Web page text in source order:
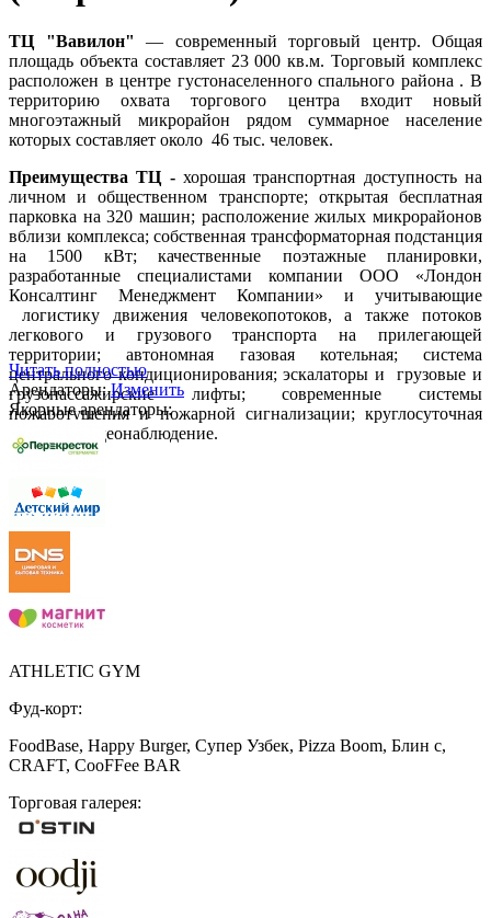
ТЦ "Вавилон" — современный торговый центр. Общая
площадь объекта составляет 23 000 кв.м. Торговый комплекс
расположен в центре густонаселенного спального района . В
территорию охвата торгового центра входит новый
многоэтажный микрорайон рядом суммарное население
которых составляет около 46 тыс. человек.
Преимущества ТЦ - хорошая транспортная доступность на
личном и общественном транспорте; открытая бесплатная
парковка на 320 машин; расположение жилых микрорайонов
вблизи комплекса; собственная трансформаторная подстанция
на 1500 кВт; качественные поэтажные планировки,
разработанные специалистами компании ООО «Лондон
Консалтинг Менеджмент Компании» и учитывающие
логистику движения человекопотоков, а также потоков
легкового и грузового транспорта на прилегающей
территории; автономная газовая котельная; система
центрального кондиционирования; эскалаторы и грузовые и
грузопассажирские лифты; современные системы
пожаротушения и пожарной сигнализации; круглосуточная
охрана и видеонаблюдение.
Читать полностью
Арендаторы:Изменить
Якорные арендаторы:
ATHLETIC GYM
Фуд-корт:
FoodBase, Happy Burger, Супер Узбек, Pizza Boom, Блин с,
CRAFT, CooFFee BAR
Торговая галерея: